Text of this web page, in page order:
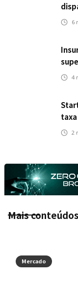
6
fora4
2
Mais
Mercado